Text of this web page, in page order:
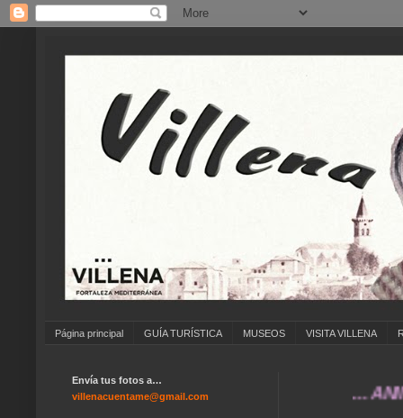
Página principal GUÍA TURÍSTICA MUSEOS VISITA VILLENA
... ANÍMATE
Envía tus fotos a…
villenacuentame@gmail.com